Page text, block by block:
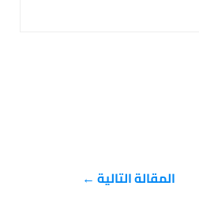
المقالة التالية ←